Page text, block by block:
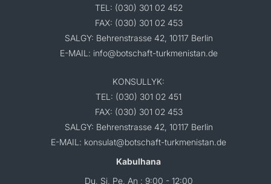
TEL: (030) 301 02 452
FAX: (030) 301 02 453
SALGY: Behrenstrasse 42, 10117 Berlin
E-MAIL: info@botschaft-turkmenistan.de
KONSULLYK:
TEL: (030) 301 02 451
FAX: (030) 301 02 453
SALGY: Behrenstrasse 42, 10117 Berlin
E-MAIL: konsulat@botschaft-turkmenistan.de
Kabulhana
Du, Si, Pe, An : 9:00 - 12:00